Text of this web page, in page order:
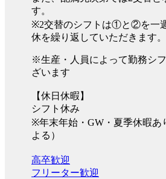
す。
※2交替のシフトは①と②を一
休を繰り返していただきます。
※生産・人員によって勤務シ
ざいます
【休日休暇】
シフト休み
※年末年始・GW・夏季休暇あ
よる）
高卒歓迎
フリーター歓迎